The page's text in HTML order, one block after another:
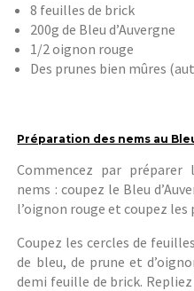
8 feuilles de brick
200g de Bleu d’Auvergne
1/2 oignon rouge
Des prunes bien mûres
Préparation des nems au
Commencez par préparer
nems : coupez le Bleu
l’oignon rouge et coupez
Coupez les cercles de
de bleu, de prune et
demi feuille de brick.